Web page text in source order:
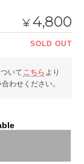
¥4,800
SOLD OUT
いて こちら より
わせください。